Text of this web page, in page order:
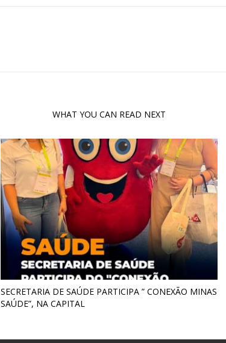
WHAT YOU CAN READ NEXT
SECRETARIA DE SAÚDE PARTICIPA ” CONEXÃO MINAS
SAÚDE”, NA CAPITAL